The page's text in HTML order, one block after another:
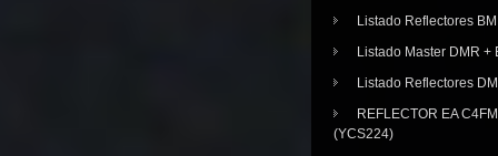
Listado Reflectores BM
Listado Master DMR +
Listado Reflectores
REFLECTOR EA
(YCS224)